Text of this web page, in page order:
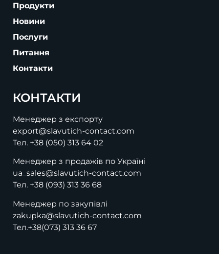
Продукти
Новини
Послуги
Питання
Контакти
КОНТАКТИ
Менеджер з експорту
export@slavutich-contact.com
Тел. +38 (050) 313 64 02
Менеджер з продажів по Україні
ua_sales@slavutich-contact.com
Тел. +38 (093) 313 36 68
Менеджер по закупівлі
zakupka@slavutich-contact.com
Тел.+38(073) 313 36 67